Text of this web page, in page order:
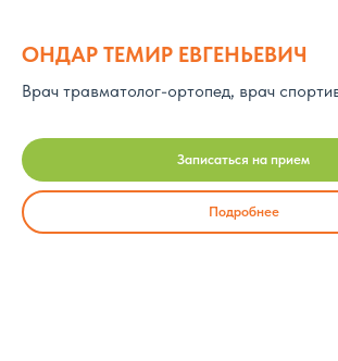
ОНДАР ТЕМИР ЕВГЕНЬЕВИЧ
Врач травматолог-ортопед, врач
Записаться на прием
Подробнее